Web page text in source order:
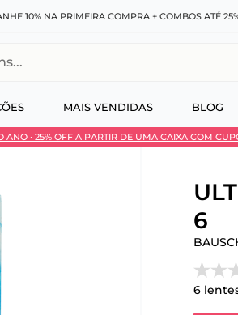
10% NA PRIMEIRA COMPRA + COMBOS ATÉ
MAIS VENDIDAS BLOG
ANO • 25% OFF A PARTIR DE UMA CAIXA COM
6
6